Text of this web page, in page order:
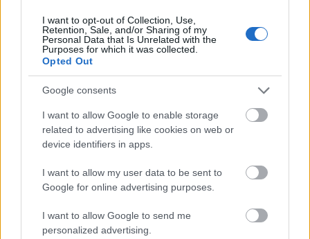
I want to opt-out of Collection, Use,
Retention, Sale, and/or Sharing of my
Personal Data that Is Unrelated with the
Purposes for which it was collected.
Opted Out
Google consents
I want to allow Google to enable storage
related to advertising like cookies on web or
device identifiers in apps.
I want to allow my user data to be sent to
Google for online advertising purposes.
I want to allow Google to send me
personalized advertising.
Σχετικά προϊόντα
ΤΟ ΔΕΝΤΡΟ ΒΓΑΖΕΙ ΔΗΛΗΤΗΡΙΟ
Βαθμολογήθηκε με0από 5
Υλικά: – Περιγραφή: Ένας πρόσκοπος είναι το «δέντρο» και βγάζει
την παλάμη του ανοιχτή μπροστά, τεντώνοντας το χέρι του. Τα
ΤΟ ΣΚΟΤΕΙΝΟ ΜΟΝΟΠΑΤΙ
Βαθμολογήθηκε με0από 5
Υλικά: 1 μακρύ σχοινί 30 – 35 m Περιγραφή: Σε μέρος που δεν